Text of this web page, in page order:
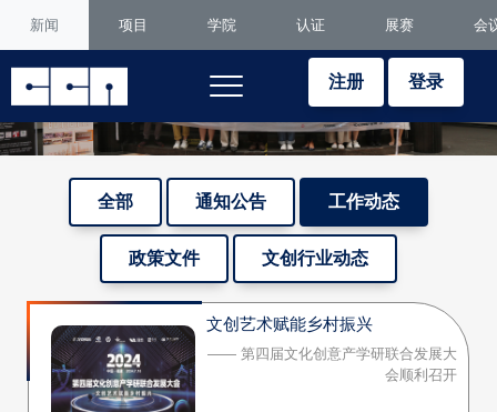
新闻 项目 学院 认证 展赛 会
注册 登录
全部 通知公告 工作动态
政策文件 文创行业动态
文创艺术赋能乡村振兴
—— 第四届文化创意产学研联合发展大
会顺利召开